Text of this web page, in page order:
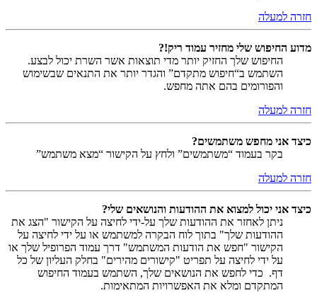
חזרה למעלה
מדוע החיפוש שלי מחזיר עמוד ריק!?
החיפוש שלך החזיק יותר מדי תוצאות אשר השרת יכול לבצע.
השתמש ב“חיפוש מתקדם” והגדר יותר את התנאים שבשימוש
והפורומים בהם אתה מחפש.
חזרה למעלה
כיצד אני מחפש משתמשים?
בקר בעמוד “משתמשים” ולחץ על הקישור “מצא משתמש”
חזרה למעלה
כיצד אני יכול למצוא את ההודעות והנושאים שלי?
ניתן לאחזר את ההודעות שלך על-ידי לחיצה על הקישור "הצג את
ההודעות שלך" בתוך לוח הבקרה למשתמש או על ידי לחיצה על
הקישור "חפש את הודעות המשתמש" דרך עמוד הפרופיל שלך או
על ידי לחיצה על תפריט "קישורים מהירים" בחלק העליון של כל
דף. כדי לחפש את הנושאים שלך, השתמש בעמוד החיפוש
המתקדם ומלא את האפשרויות המתאימות.